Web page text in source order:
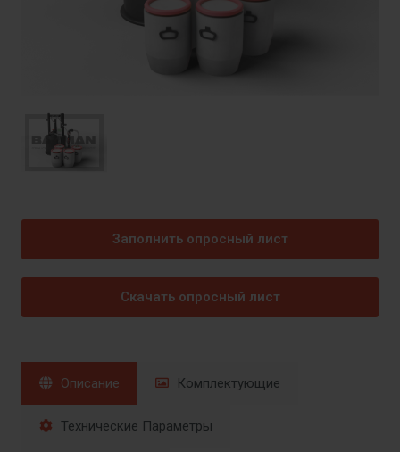
Заполнить опросный лист
Скачать опросный лист
Описание Комплектующие
Технические Параметры